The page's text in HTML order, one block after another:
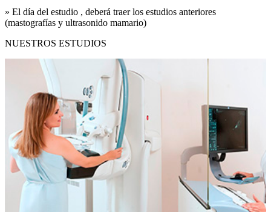
» El día del estudio , deberá traer los estudios anteriores
(mastografías y ultrasonido mamario)
NUESTROS ESTUDIOS